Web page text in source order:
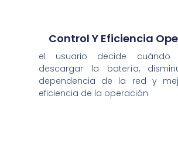
Control Y Eficiencia
el usuario decide
descargar la batería,
dependencia de la red y
eficiencia de la operación